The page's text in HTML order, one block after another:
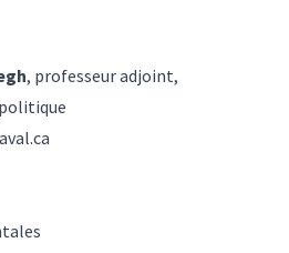
, professeur adjoint,